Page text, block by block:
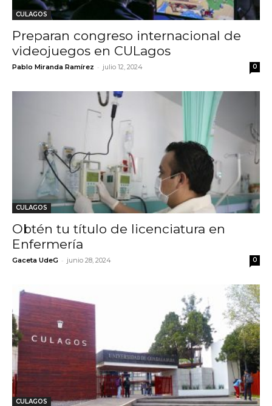
CULAGOS
Preparan congreso internacional de
videojuegos en CULagos
Pablo Miranda Ramírez - julio 12, 2024 0
CULAGOS
Obtén tu título de licenciatura en
Enfermería
Gaceta UdeG - junio 28, 2024 0
CULAGOS